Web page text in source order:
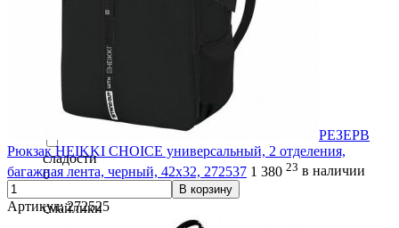
синии вставки
синиии полосы
Скай
сладости
0
смайлики
РЕЗЕРВ
Рюкзак HEIKKI CHOICE универсальный, 2 отделения,
багажная лента, черный, 42х32, 272537 1 380 23 в наличии
В корзину
Артикул: 272525